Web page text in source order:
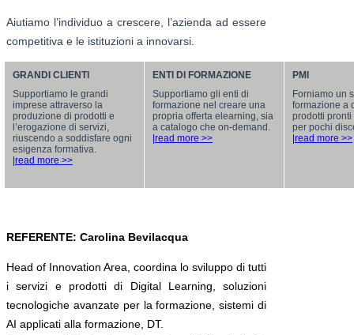
Aiutiamo l’individuo a crescere, l’azienda ad essere
competitiva e le istituzioni a innovarsi.
GRANDI CLIENTI
Supportiamo le grandi
imprese attraverso la
produzione di prodotti e
l’erogazione di servizi,
riuscendo a soddisfare ogni
esigenza formativa.
|read more >>
ENTI DI FORMAZIONE
Supportiamo gli enti di
formazione nel creare una
propria offerta elearning, sia
a catalogo che on-demand.
|read more >>
PMI
Forniamo un
formazione a
prodotti pronti
per pochi
|read more >>
REFERENTE: Carolina Bevilacqua
Head of Innovation Area, coordina lo sviluppo di tutti
i servizi e prodotti di Digital Learning, soluzioni
tecnologiche avanzate per la formazione, sistemi di
AI applicati alla formazione, DT.